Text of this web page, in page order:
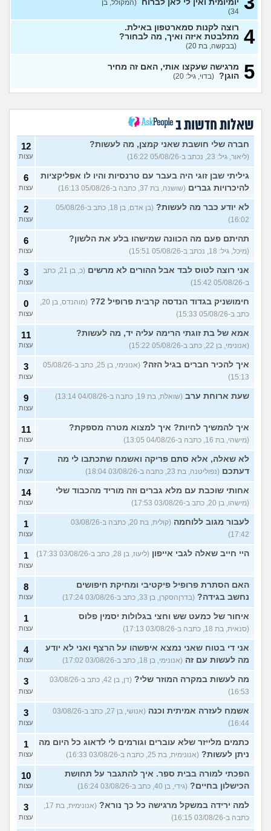
איך אנשים מתקיימים
ממשכורת של עשר אלף נטו?
(קוקי, בת 27)
בן 36 וחושש לצאת מהבית של
לקנות בית בעתיד, מה לעשות?
(דניאללל, בן 36)
11
חושב על לקנות רכב חדש כי
לעשות? (חמוד, בן 20)
איך מושכים כסף מהפנסיה
לפני גיל פרישה? (א, בת 26) עצות
במידה ואני לא משלם אגרת
טסט לרכב חדש 2023, מה
קורה בעצם?
(נהוראי, בן 22)
7
עצות
המצב פה לא טוב בכלל ולא
רואה כאן עתיד, חושב לרדת
מהארץ, מה אתם אומרים?
(Itay, בן 20)
20
עצות
אני לא עובדת עכשיו ואין לי
כסף אבל בא לי ממש לטוס,
מה לעשות? לרדת מזה?
(אנונימית, בת 29)
18
עצות
קיבלתי קנס מוגדל בתחבורה
ציבורית למרות ששילמתי
בחופשי חודשי, יש טעם
בערעור נוסף? (אביגיל, בת 41)
6
עצות
רוצה לעשות ניתוח אף אצל
מנתח פרטי אבל זה יקר מידי,
עדיף לוותר על החלום?
(אנונימית, בת 22)
9
גם בחול צריך לתת טיפים
לכולם?
(., בת 16)
11
עצות
לקנות דירה (כנראה
שלהשקעה) בצפון?
(ראול, בן 39)
6
עצות
עוד שאלות חדשות במדור
יומיומית ואין לי לאן לברוח (המקולל, בן
34)
4 רוצה לקנות סמארטפון באילת.
מתלבטת איזה ואיך, מה לבחור?
(בבקשה, בת 20)
5
מרגישה שעקצו אותי, האם זה מחיר
הוגן? (בדוי, גיל: 20)
שאלות חדשות ב
חברה שלי חושבת שאני קמצן, מה לעשות?
(ליאור, גיל: 23, נכתב ב-05/08/26 16:22)
12
עצות
גיליתי שבן זוגי היה בעבר עם טרנסיות והיו לו אפליקציות
להיכרויות גברים (שושנה, בת 37, כתבה ב-05/08/26 16:13)
6
עצות
לא יודע כבר מה לעשות?
(בן אדם, בן 18, כתב ב-05/08/26
16:02)
2
עצות
תהיתם פעם מה הכוונה שמישהו בלע את הלשון?
(מיכל, גיל: 18, נכתב ב-05/08/26 15:51)
6
עצות
אני רוצה לטוס לבד אבל ההורים לא מרשים
(כ, בן 21, כתב
ב-05/08/26 15:42)
3
עצות
חימושניק בגדוד הנדסה קרבית פרופיל 72?
(מוהנדס, בן 20,
כתב ב-05/08/26 15:33)
0
עצות
אמא של בת זוגתי הרימה עליה יד, מה לעשות?
(אנונימי, בן 22, כתב ב-05/08/26 15:22)
11
עצות
איך להכיר חברים בגיל הזה?
(אנונימי, בן 25, כתב ב-05/08/26
15:13)
3
עצות
שעת ארוחת ערב (שואלת, בת 19, כתבה ב-04/08/26 13:14) 9
עצות
איך להמשיך לחיות? איך למצוא מטרה מספקת?
(מישהי, בת 16, כתבה ב-04/08/26 13:05)
11
עצות
לא שאלה, אלא סתם פריקה ואשמח שתכתבו לי מה
דעתכם (נפוליטנה, בת 23, כתבה ב-03/08/26 18:04)
7
עצות
אחותי שוכבת עם מלא גברים וזה מוריד מהכבוד שלי
(מישהו, בן 20, כתב ב-03/08/26 17:53)
14
עצות
לעבור מגוב ללוחמה
(קולית, בת 20, כתבה ב-03/08/26
17:42)
1
עצות
היי חייב שאלה לגבי אייפון (ליעוז, בן 28, כתב ב-03/08/26 17:33) 1
עצות
האם הסתרת פרופיל פיקטיבי ומחיקת חיפושים
נחשב בגידה? (בדרןהסקרן, בן 33, כתב ב-03/08/26 17:24)
8
עצות
איחור של כמעט שש וחצי בגלולות יסמין פלוס
(סנאית, בת 18, כתבה ב-03/08/26 17:13)
1
עצות
אני די בטוח שאני נמצא איפשהו על הרצף ואני לא יודע
מה לעשות עם זה (אנונימי, בן 18, כתב ב-03/08/26 17:02)
4
עצות
מה לעשות במקרה המוזר שלי?
(דן, בן 42, כתב ב-03/08/26
16:53)
3
עצות
אשמח לעזרה אמיתית וכנה
(אנושי, בן 27, כתב ב-03/08/26
16:44)
3
עצות
כתמים מלייזר שלא עוברים וגורמים לי לדאוג כל היום מה
ניתן לעשות? (אנונימית, בת 25, כתבה ב-03/08/26 16:33)
1
עצות
הפכתי למורה בבית ספר. איך להתגבר על תחושת
הכישלון בחיים? (גידי, בן 40, כתב ב-03/08/26 16:24)
10
עצות
למה ירידה במשקל מרגישה כל כך נורא?
(אנונימית, בת 17,
כתבה ב-03/08/26 16:15)
3
עצות